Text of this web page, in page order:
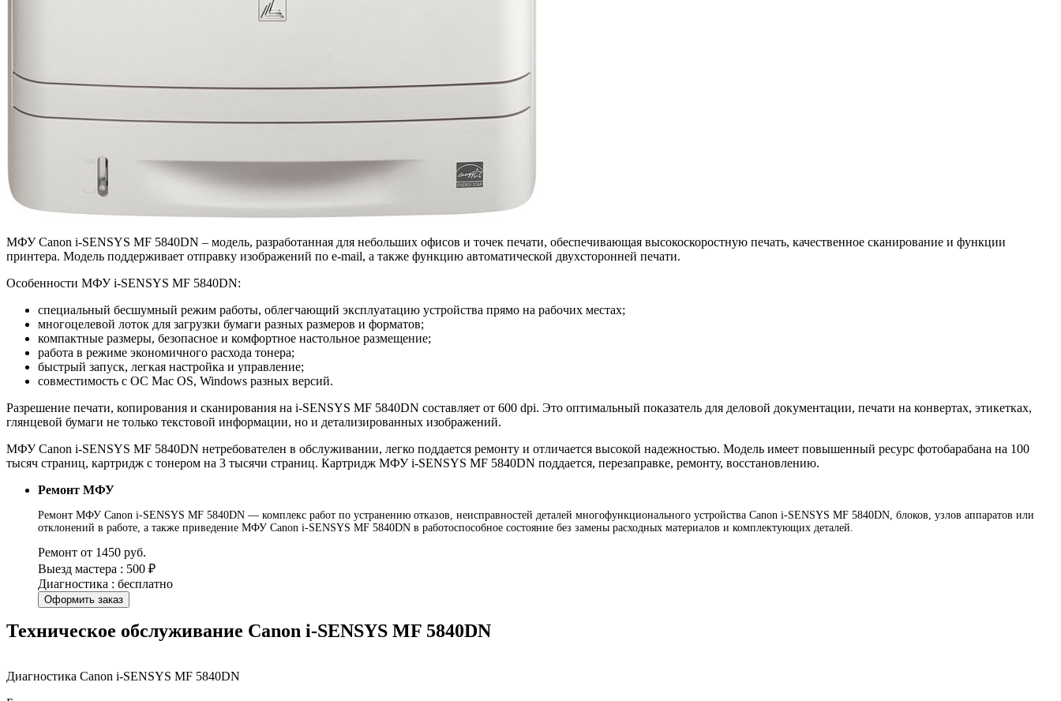
МФУ Canon i-SENSYS MF 5840DN – модель, разработанная для небольших офисов и точек печати, обеспечивающая высокоскоростную печать, качественное сканирование и функции
принтера. Модель поддерживает отправку изображений по e-mail, а также функцию автоматической двухсторонней печати.
Особенности МФУ i-SENSYS MF 5840DN:
специальный бесшумный режим работы, облегчающий эксплуатацию устройства прямо на рабочих местах;
многоцелевой лоток для загрузки бумаги разных размеров и форматов;
компактные размеры, безопасное и комфортное настольное размещение;
работа в режиме экономичного расхода тонера;
быстрый запуск, легкая настройка и управление;
совместимость с ОС Mac OS, Windows разных версий.
Разрешение печати, копирования и сканирования на i-SENSYS MF 5840DN составляет от 600 dpi. Это оптимальный показатель для деловой документации, печати на конвертах, этикетках,
глянцевой бумаги не только текстовой информации, но и детализированных изображений.
МФУ Canon i-SENSYS MF 5840DN нетребователен в обслуживании, легко поддается ремонту и отличается высокой надежностью. Модель имеет повышенный ресурс фотобарабана на 100
тысяч страниц, картридж с тонером на 3 тысячи страниц. Картридж МФУ i-SENSYS MF 5840DN поддается, перезаправке, ремонту, восстановлению.
Ремонт МФУ
Ремонт МФУ Canon i-SENSYS MF 5840DN — комплекс работ по устранению отказов, неисправностей деталей многофункционального устройства Canon i-SENSYS MF 5840DN, блоков, узлов аппаратов или
отклонений в работе, а также приведение МФУ Canon i-SENSYS MF 5840DN в работоспособное состояние без замены расходных материалов и комплектующих деталей.
Ремонт от 1450 руб.
Выезд мастера : 500 ₽
Диагностика : бесплатно
Оформить заказ
Техническое обслуживание Canon i-SENSYS MF 5840DN
Диагностика Canon i-SENSYS MF 5840DN